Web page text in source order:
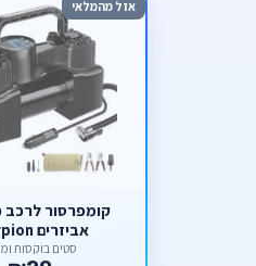
אזל מהמלאי
קומפרסור לרכב
אביזרים scorpion
סטים בוקסות